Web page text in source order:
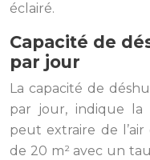
éclairé.
Capacité de
par jour
La capacité de
par jour, indique la
peut extraire de
de 20 m² avec un